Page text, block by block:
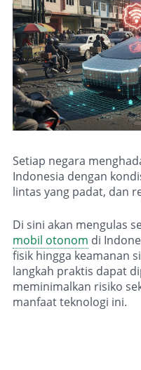
Setiap negara
Indonesia dengan
lintas yang padat, dan
Di sini akan mengulas
mobil otonom di
fisik hingga keamanan
langkah praktis dapat
meminimalkan risiko
manfaat teknologi ini.